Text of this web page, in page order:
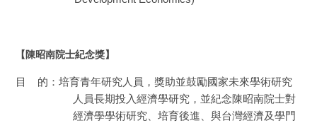
【陳昭南院士紀念獎】
目
的：培育青年研究人員，獎助並鼓勵國家未來學術研究
人員長期投入經濟學研究，並紀念陳昭南院士對
經濟學學術研究、培育後進、與台灣經濟及學門